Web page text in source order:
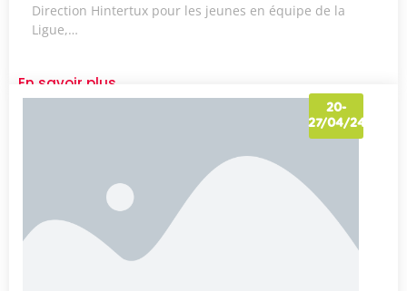
Direction Hintertux pour les jeunes en équipe de la
Ligue,…
En savoir plus
20-
27/04/24